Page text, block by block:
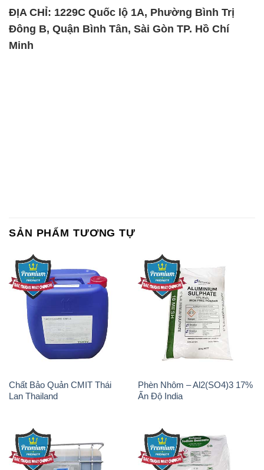
ĐỊA CHỈ: 1229C Quốc lộ 1A, Phường Bình Trị
Đông B, Quận Bình Tân, Sài Gòn TP. Hồ Chí
Minh
SẢN PHẨM TƯƠNG TỰ
Chất Bảo Quản CMIT Thái
Lan Thailand
Phèn Nhôm – Al2(SO4)3 17%
Ấn Độ India